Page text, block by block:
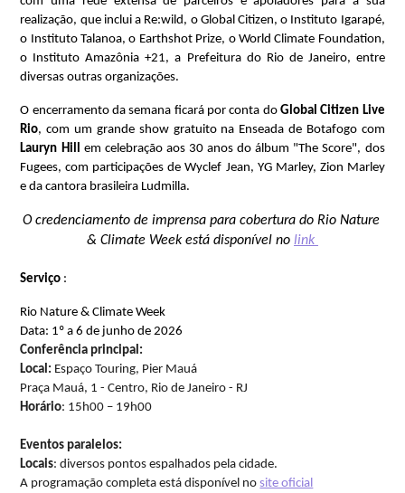
realização, que inclui a Re:wild, o Global Citizen, o Instituto Igarapé,
o Instituto Talanoa, o Earthshot Prize, o World Climate Foundation,
o Instituto Amazônia +21, a Prefeitura do Rio de Janeiro, entre
diversas outras organizações.
O encerramento da semana ficará por conta do Global Citizen Live
Rio
Lauryn Hill em celebração aos 30 anos do álbum "The Score", dos
Fugees, com participações de Wyclef Jean, YG Marley, Zion Marley
e da cantora brasileira Ludmilla.
O credenciamento de imprensa para cobertura do Rio Nature
& Climate Week está disponível no link
Serviço :
Rio Nature & Climate Week
Data: 1º a 6 de junho de 2026
Conferência principal:
Local: Espaço Touring, Pier Mauá
Praça Mauá, 1 - Centro, Rio de Janeiro - RJ
Horário: 15h00 – 19h00
Eventos paralelos:
Locais: diversos pontos espalhados pela cidade.
A programação completa está disponível no site oficial